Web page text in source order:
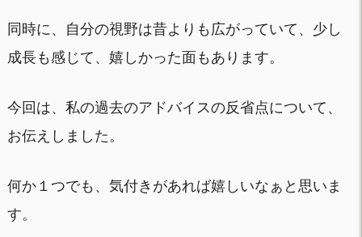
同時に、自分の視野は昔よりも広がっていて、少し
成長も感じて、嬉しかった面もあります。
今回は、私の過去のアドバイスの反省点について、
お伝えしました。
何か１つでも、気付きがあれば嬉しいなぁと思いま
す。